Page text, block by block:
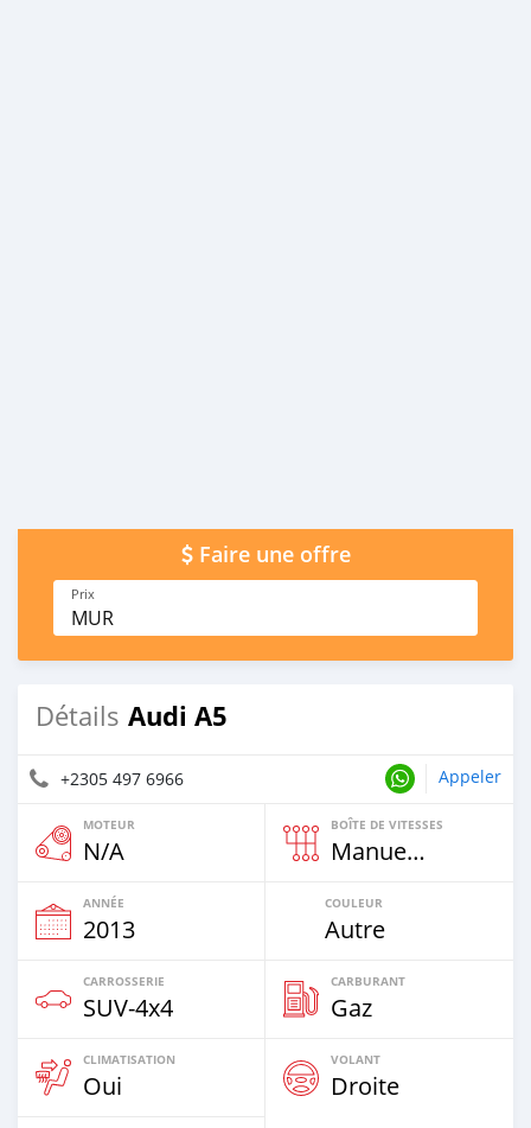
Faire une offre
Prix
MUR
Détails Audi A5
+2305 497 6966 Appeler
MOTEUR
N/A
BOÎTE DE VITESSES
Manuelle
ANNÉE
2013
COULEUR
Autre
CARROSSERIE
SUV‒4x4
CARBURANT
Gaz
CLIMATISATION
Oui
VOLANT
Droite